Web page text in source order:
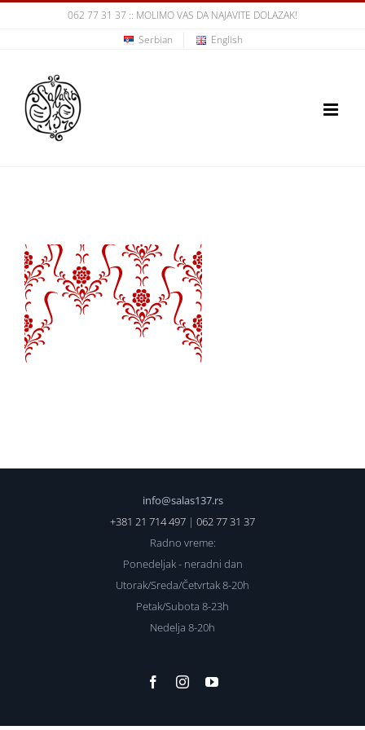
content
062 77 31 37 :: MOLIMO VAS DA NAJAVITE DOLAZAK!
Serbian
English
info@salas137.rs
+381 21 714 497 | 062 77 31 37
Radno vreme:
Ponedeljak - neradni dan
Utorak/Sreda/Četvrtak 8-20h
Petak/Subota 8-23h
Nedelja 8-20h
FacebookInstagramYouTube